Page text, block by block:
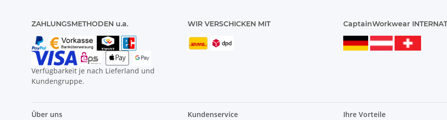
ZAHLUNGSMETHODEN u.a.
Verfügbarkeit je nach Lieferland und
Kundengruppe.
WIR VERSCHICKEN MIT CaptainWorkwear
Über uns Kundenservice
Ihre Vorteile